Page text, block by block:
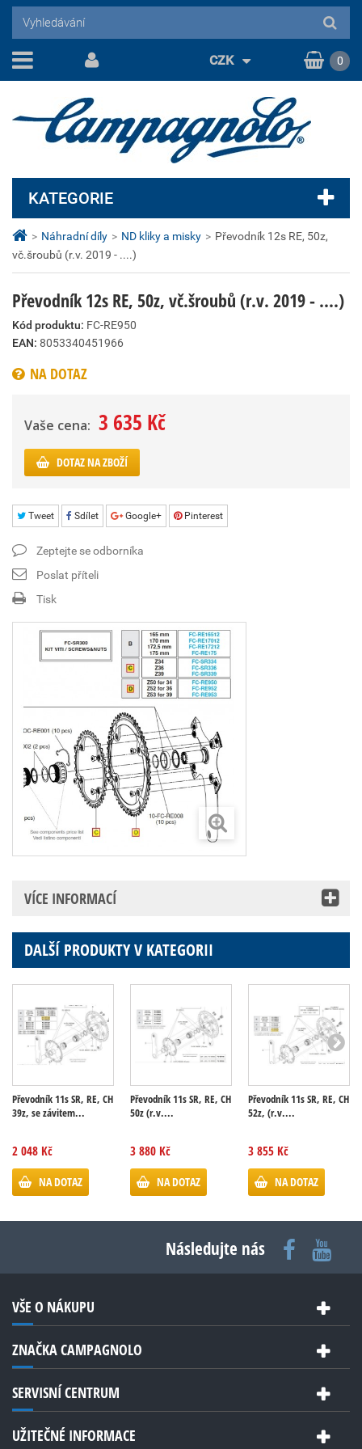
> Náhradní díly > ND kliky a misky > Převodník 12s RE, 50z,
vč.šroubů (r.v. 2019 - ....)
Převodník 12s RE, 50z, vč.šroubů (r.v. 2019 - ....)
Kód produktu: FC-RE950
EAN: 8053340451966
NA DOTAZ
Vaše cena: 3 635 Kč
DOTAZ NA ZBOŽÍ
Tweet Sdílet Google+ Pinterest
Zeptejte se odborníka
Poslat příteli
Tisk
VÍCE INFORMACÍ
DALŠÍ PRODUKTY V KATEGORII
Převodník 11s SR, RE, CH
39z, se závitem...
2 048 Kč
NA DOTAZ
Převodník 11s SR, RE, CH
50z (r.v....
3 880 Kč
NA DOTAZ
Převodník 11s SR, RE, CH
52z, (r.v....
3 855 Kč
NA DOTAZ
KATEGORIE
CZK 0
Následujte nás
VŠE O NÁKUPU
ZNAČKA CAMPAGNOLO
SERVISNÍ CENTRUM
UŽITEČNÉ INFORMACE